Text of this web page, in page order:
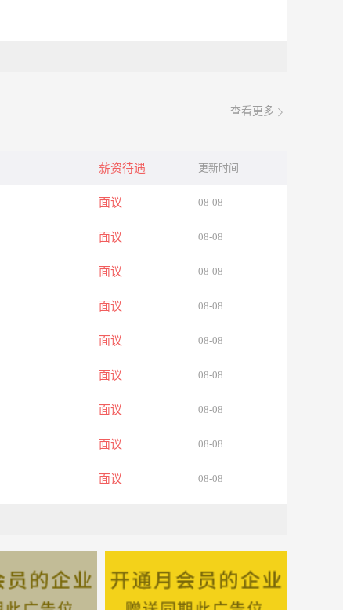
查看更多
薪资待遇 更新时间
面议 08-08
面议 08-08
面议 08-08
面议 08-08
面议 08-08
面议 08-08
面议 08-08
面议 08-08
面议 08-08
面议 08-08